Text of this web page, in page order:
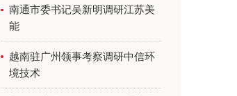
南通市委书记吴新明调研江苏美
能
越南驻广州领事考察调研中信环
境技术